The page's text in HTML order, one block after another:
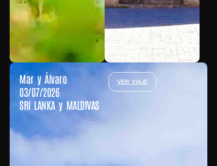
Mar y Álvaro
03/07/2026
SRI LANKA y MALDIVAS
VER VIAJE